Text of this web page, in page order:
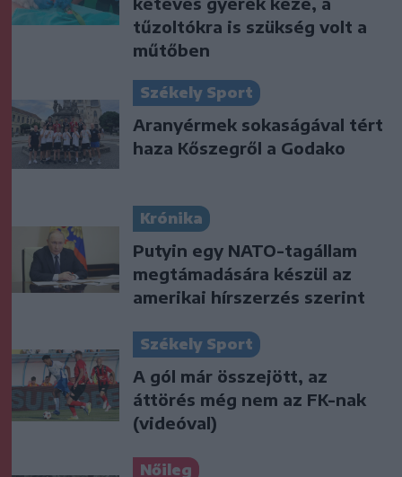
tűzoltókra is szükség volt a
műtőben
Székely Sport
Aranyérmek sokaságával tért
haza Kőszegről a Godako
Krónika
Putyin egy NATO-tagállam
megtámadására készül az
amerikai hírszerzés szerint
Székely Sport
A gól már összejött, az
áttörés még nem az FK-nak
(videóval)
Nőileg